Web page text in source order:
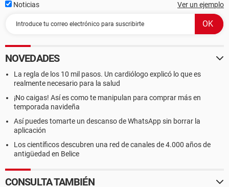
Noticias Ver un ejemplo
NOVEDADES
La regla de los 10 mil pasos. Un cardiólogo explicó lo que es
realmente necesario para la salud
¡No caigas! Así es como te manipulan para comprar más en
temporada navideña
Así puedes tomarte un descanso de WhatsApp sin borrar la
aplicación
Los científicos descubren una red de canales de 4.000 años de
antigüedad en Belice
CONSULTA TAMBIÉN